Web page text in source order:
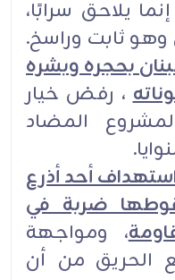
يلاحق سرابًا،
وهو ثابت وراسخ.
بحجره وبشره
، رفض خيار
المضاد
أحد أذرع
ضربة في
، ومواجهة
الحريق من أن